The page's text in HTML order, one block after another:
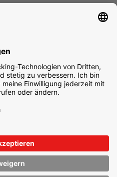
abonnieren
PARTNERS
477 379-100